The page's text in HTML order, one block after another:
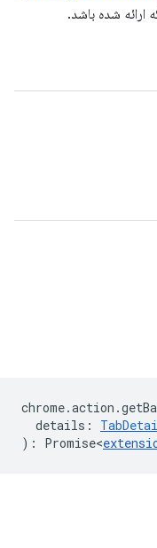
شده باشد.
chrome.action .
details :
) : Promise<